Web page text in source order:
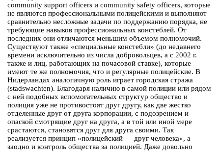
community support officers и community safety officers, которые
не являются профессиональными полицейскими и выполняют
сравнительно несложные задачи по поддержанию порядка, не
требующие навыков профессиональных констеблей. От
последних они отличаются меньшим объемом полномочий.
Существуют также «специальные констебли» (до недавнего
времени исключительно из числа добровольцев, а с 2002 г.
также и лиц, работающих на почасовой ставке), которые
имеют те же полномочия, что и регулярные полицейские. В
Нидерландах аналогичную роль играет городская стража
(stadswachten). Благодаря наличию в самой полиции или рядом
с ней подобных вспомогательных структур общество и
полиция уже не противостоят друг другу, как две жестко
отделенные друг от друга корпорации, с подозрением и
опаской смотрящие друг на друга, а в той или иной мере
срастаются, становятся друг для друга своими. Так
реализуется принцип «полицейский — друг человека», а
заодно и контроль общества за полицией. Даже довольно